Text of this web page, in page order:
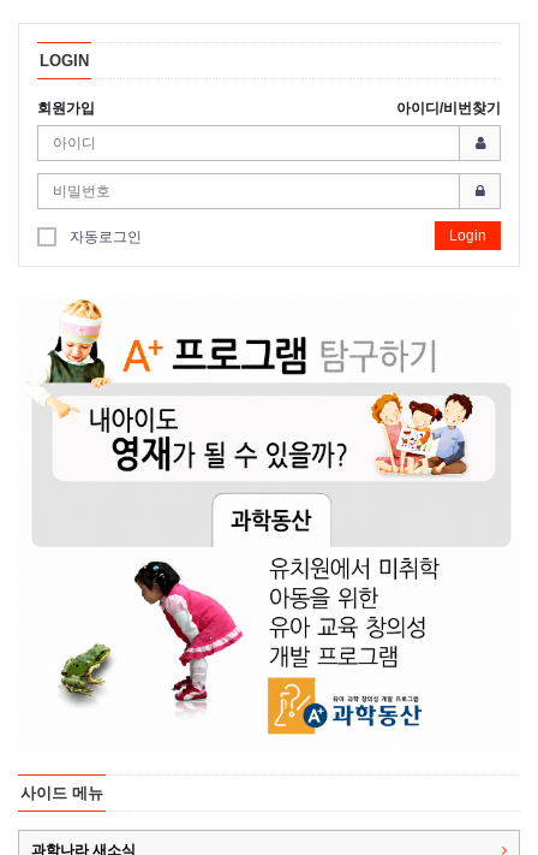
LOGIN
회원가입 아이디/비번찾기
자동로그인 Login
사이드 메뉴
과학나라 새소식